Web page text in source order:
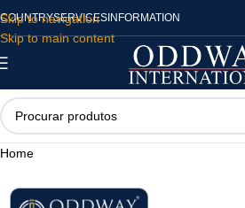
Skip to navigation
Skip to main content
COUNTRYSERVICES INFORMATION
Home